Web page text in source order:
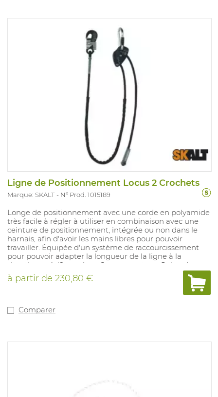
Ligne de Positionnement Locus 2 Crochets
Marque: SKALT N° Prod. 1015189
Longe de positionnement avec une corde en polyamide
très facile à régler à utiliser en combinaison avec une
ceinture de positionnement, intégrée ou non dans le
harnais, afin d'avoir les mains libres pour pouvoir
travailler. Équipée d'un système de raccourcissement
pour pouvoir adapter la longueur de la ligne à la
situation spécifique. Avec 2 mousquetons. Gaine de
protection pour protéger la ligne. Disponible en
longueur: 2, 10, 20 mètres.
à partir de 230,80 €
Comparer